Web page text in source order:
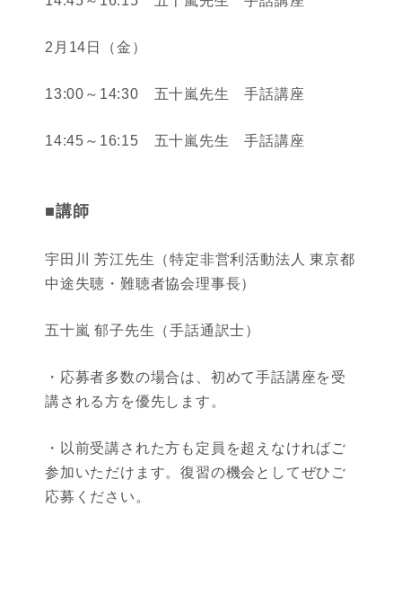
2月14日（金）
13:00～14:30 五十嵐先生 手話講座
14:45～16:15 五十嵐先生 手話講座
■講師
宇田川 芳江先生（特定非営利活動法人 東京都
中途失聴・難聴者協会理事長）
五十嵐 郁子先生（手話通訳士）
・応募者多数の場合は、初めて手話講座を受
講される方を優先します。
・以前受講された方も定員を超えなければご
参加いただけます。復習の機会としてぜひご
応募ください。